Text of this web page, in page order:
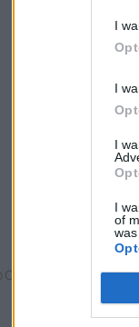
I
I
I
I
of
was